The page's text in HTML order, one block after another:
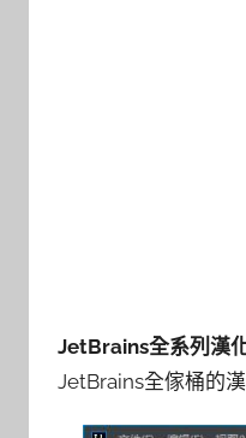
JetBrains全系列漢
JetBrains全傢桶的